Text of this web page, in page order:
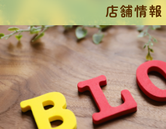
店舗情報